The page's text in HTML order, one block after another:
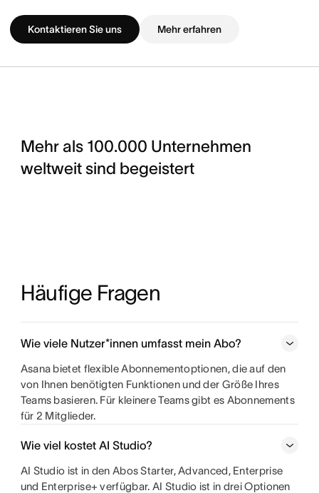
Kontaktieren Sie uns Mehr erfahren
Mehr als 100.000 Unternehmen
weltweit sind begeistert
Häufige Fragen
Wie viele Nutzer*innen umfasst mein Abo?
Asana bietet flexible Abonnementoptionen, die auf den
von Ihnen benötigten Funktionen und der Größe Ihres
Teams basieren. Für kleinere Teams gibt es Abonnements
für 2 Mitglieder.
Wie viel kostet AI Studio?
AI Studio ist in den Abos Starter, Advanced, Enterprise
und Enterprise+ verfügbar. AI Studio ist in drei Optionen